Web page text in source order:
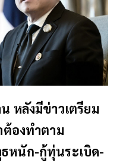
หลังมีข่าวเตรียม
องทำตาม
หนัก-กู้ทุ่นระเบิด-